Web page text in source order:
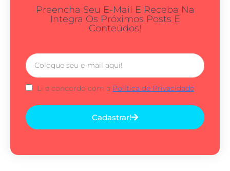
Preencha Seu E-Mail E Receba Na
Integra Os Próximos Posts E
Conteúdos!
Li e concordo com a Política de Privacidade
Cadastrar!